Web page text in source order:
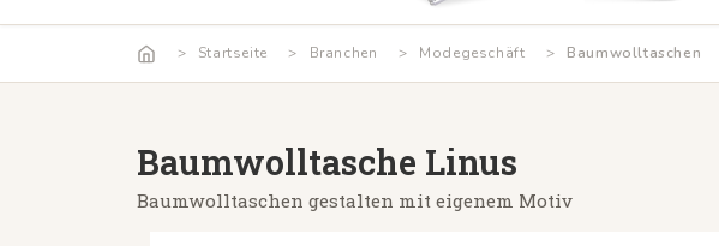
Startseite Branchen Modegeschäft Baumwolltaschen
Baumwolltasche Linus
Baumwolltaschen gestalten mit eigenem Motiv